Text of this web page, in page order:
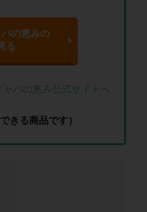
の恵みの
る
ャバの恵み公式サイトへ
きる商品です）